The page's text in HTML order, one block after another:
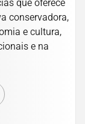
que oferece
conservadora,
e cultura,
e na